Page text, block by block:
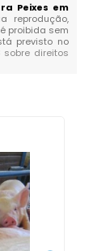
Peixes em
reprodução,
proibida sem
previsto no
sobre direitos